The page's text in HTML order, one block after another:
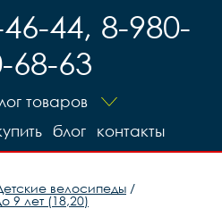
44, 8-980-
68-63
товаров
контакты
блог
велосипеды /
9 лет (18,20)